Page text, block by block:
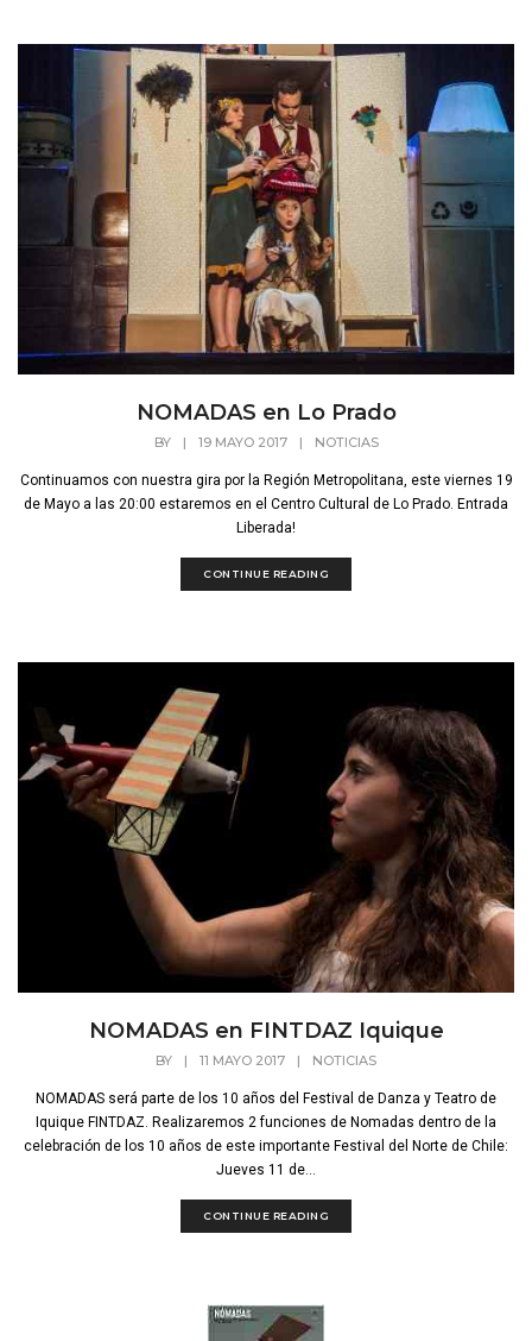
NOMADAS en Lo Prado
BY | 19 MAYO 2017 | NOTICIAS
Continuamos con nuestra gira por la Región Metropolitana, este viernes 19
de Mayo a las 20:00 estaremos en el Centro Cultural de Lo Prado. Entrada
Liberada!
CONTINUE READING
NOMADAS en FINTDAZ Iquique
BY | 11 MAYO 2017 | NOTICIAS
NOMADAS será parte de los 10 años del Festival de Danza y Teatro de
Iquique FINTDAZ. Realizaremos 2 funciones de Nomadas dentro de la
celebración de los 10 años de este importante Festival del Norte de Chile:
Jueves 11 de...
CONTINUE READING